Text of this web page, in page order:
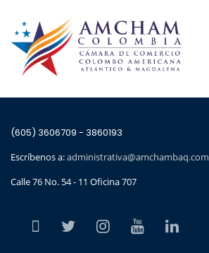
(605) 3606709 - 3860193
Escríbenos a:administrativa@amchambaq.com
Calle 76 No. 54 - 11 Oficina 707